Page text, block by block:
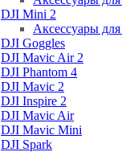
DJI Mini 2
Аксессуары
DJI Goggles
DJI Mavic Air 2
DJI Phantom 4
DJI Mavic 2
DJI Inspire 2
DJI Mavic Air
DJI Mavic Mini
DJI Spark